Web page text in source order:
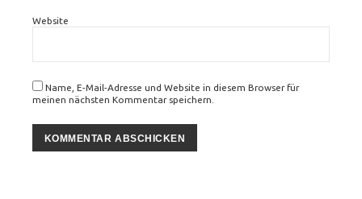
Website
Name, E-Mail-Adresse und Website in diesem Browser für
meinen nächsten Kommentar speichern.